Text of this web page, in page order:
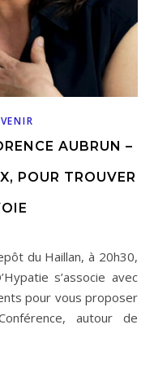
AUBRUN –
POUR TROUVER
s’associe avec
pour vous proposer
autour de